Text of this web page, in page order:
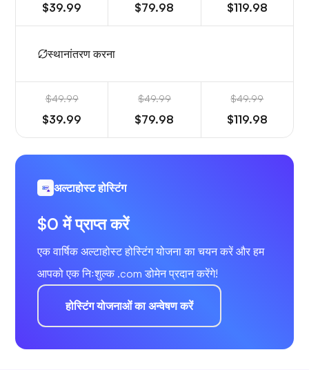
$39.99 $79.98 $119.98
स्थानांतरण करना
$49.99
$39.99
$49.99
$79.98
$49.99
$119.98
अल्टाहोस्ट होस्टिंग
$0 में प्राप्त करें
एक वार्षिक अल्टाहोस्ट होस्टिंग योजना का चयन करें और हम
आपको एक निःशुल्क .com डोमेन प्रदान करेंगे!
होस्टिंग योजनाओं का अन्वेषण करें